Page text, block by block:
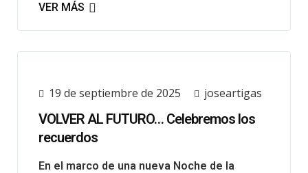
VER MÁS
19 de septiembre de 2025 joseartigas
VOLVER AL FUTURO… Celebremos los
recuerdos
En el marco de una nueva Noche de la